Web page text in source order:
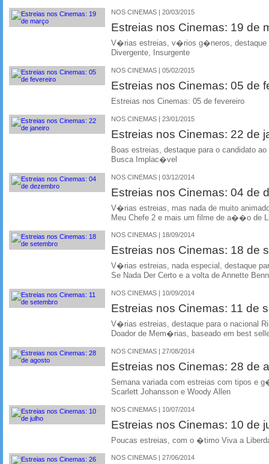
NOS CINEMAS | 20/03/2015
Estreias nos Cinemas: 19 de
V�rias estreias, v�rios g�neros, destaque
Divergente, Insurgente
NOS CINEMAS | 05/02/2015
Estreias nos Cinemas: 05 de
Estreias nos Cinemas: 05 de fevereiro
NOS CINEMAS | 23/01/2015
Estreias nos Cinemas: 22 de
Boas estreias, destaque para o candidato
Busca Implac�vel
NOS CINEMAS | 03/12/2014
Estreias nos Cinemas: 04 de
V�rias estreias, mas nada de muito
Meu Chefe 2 e mais um filme de a��o de
NOS CINEMAS | 18/09/2014
Estreias nos Cinemas: 18 de
V�rias estreias, nada especial, destaque
Se Nada Der Certo e a volta de Annette
NOS CINEMAS | 10/09/2014
Estreias nos Cinemas: 11 de
V�rias estreias, destaque para o nacional
Doador de Mem�rias, baseado em best
NOS CINEMAS | 27/08/2014
Estreias nos Cinemas: 28 de
Semana variada com estreias com tipos e
Scarlett Johansson e Woody Allen
NOS CINEMAS | 10/07/2014
Estreias nos Cinemas: 10 de
Poucas estreias, com o �timo Viva a
NOS CINEMAS | 27/06/2014